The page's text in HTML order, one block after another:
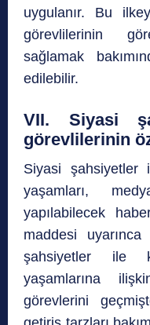
uygulanır. Bu
görevlilerinin
sağlamak
edilebilir.
VII. Siyasi
görevlilerinin
Siyasi şahsiyetler
yaşamları,
yapılabilecek
maddesi uyarınca
şahsiyetler ile
yaşamlarına
görevlerini